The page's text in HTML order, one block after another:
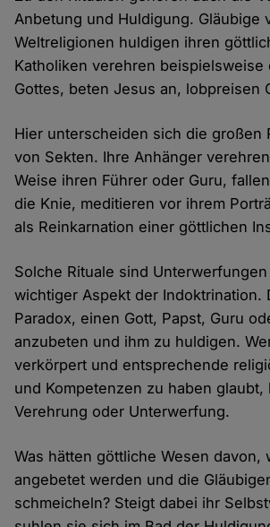
Anbetung und Huldigung. Gläubige
Weltreligionen huldigen ihren
Katholiken verehren beispielsweise
Gottes, beten Jesus an, lobpreisen
Hier unterscheiden sich die großen
von Sekten. Ihre Anhänger
Weise ihren Führer oder Guru,
die Knie, meditieren vor ihrem
als Reinkarnation einer göttlichen
Solche Rituale sind
wichtiger Aspekt der Indoktrination.
Paradox, einen Gott, Papst, Guru
anzubeten und ihm zu huldigen.
verkörpert und entsprechende
und Kompetenzen zu haben glaubt,
Verehrung oder Unterwerfung.
Was hätten göttliche Wesen davon,
angebetet werden und die
schmeicheln? Steigt dabei ihr